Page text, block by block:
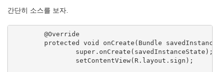
간단히 소스를 보자.